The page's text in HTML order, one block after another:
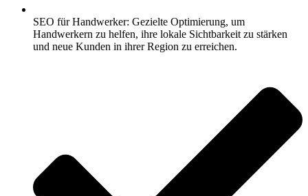
SEO für Handwerker: Gezielte Optimierung, um
Handwerkern zu helfen, ihre lokale Sichtbarkeit zu stärken
und neue Kunden in ihrer Region zu erreichen.